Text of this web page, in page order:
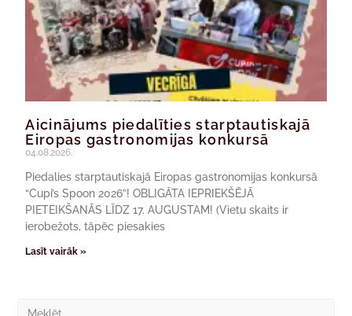
Aicinājums piedalīties starptautiskajā
Eiropas gastronomijas konkursā
04.08.2026.
Piedalies starptautiskajā Eiropas gastronomijas konkursā
“Cupi’s Spoon 2026”! OBLIGĀTA IEPRIEKŠĒJĀ
PIETEIKŠANĀS LĪDZ 17. AUGUSTAM! (Vietu skaits ir
ierobežots, tāpēc piesakies
Lasīt vairāk »